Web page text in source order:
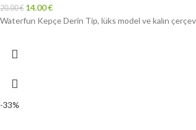
20.00€ 14.00€
Waterfun Kepçe Derin Tip, lüks model ve kalın
-33%